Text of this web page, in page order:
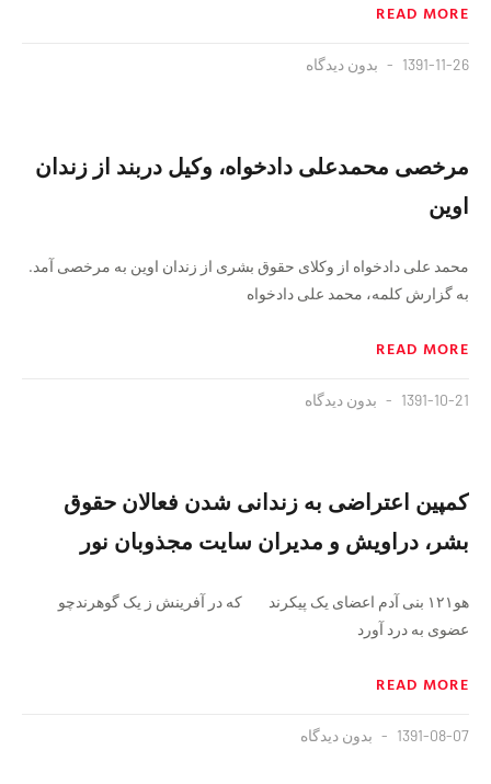
READ MORE
1391-11-26 بدون دیدگاه
مرخصی محمدعلی دادخواه، وکیل دربند از زندان
اوین
محمد علی دادخواه از وکلای حقوق بشری از زندان اوین به مرخصی آمد.
به گزارش کلمه، محمد علی دادخواه
READ MORE
1391-10-21 بدون دیدگاه
کمپین اعتراضی به زندانی شدن فعالان حقوق
بشر، دراویش و مدیران سایت مجذوبان نور
هو۱۲۱ بنی آدم اعضای یک پیکرند‌‌ که در آفرینش ز یک گوهرندچو
عضوی به درد آورد
READ MORE
1391-08-07 بدون دیدگاه